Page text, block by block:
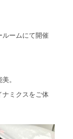
ームにて開催
。
ミクスをご体